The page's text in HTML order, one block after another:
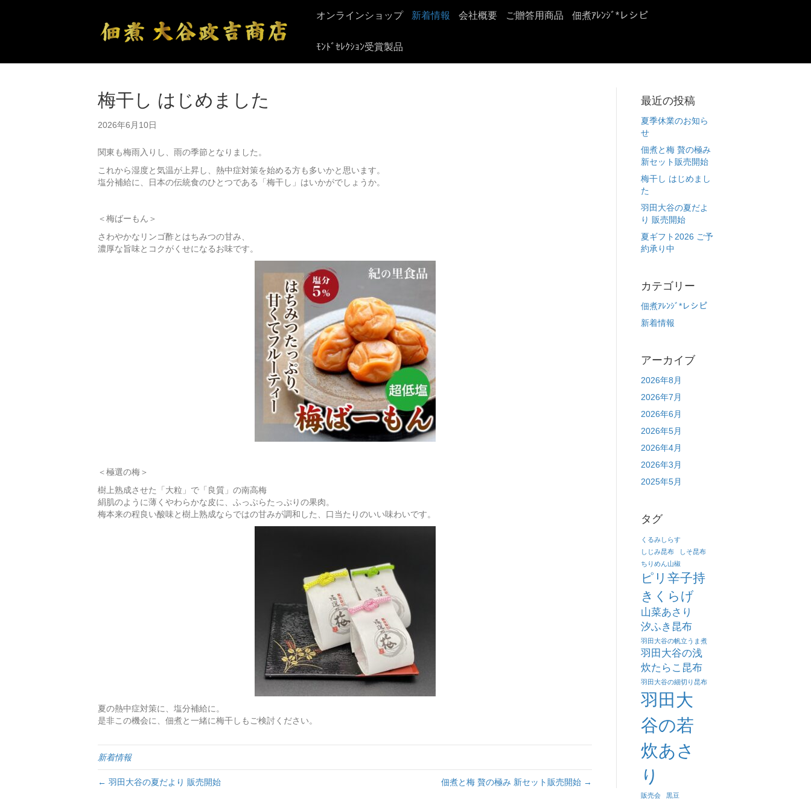
オンラインショップ 新着情報 会社概要 ご贈答用商品 佃煮ｱﾚﾝｼﾞ*レシピ
ﾓﾝﾄﾞｾﾚｸｼｮﾝ受賞製品
梅干し はじめました
2026年6月10日
関東も梅雨入りし、雨の季節となりました。
これから湿度と気温が上昇し、熱中症対策を始める方も多いかと思います。
塩分補給に、日本の伝統食のひとつである「梅干し」はいかがでしょうか。
＜梅ばーもん＞
さわやかなリンゴ酢とはちみつの甘み、
濃厚な旨味とコクがくせになるお味です。
＜極選の梅＞
樹上熟成させた「大粒」で「良質」の南高梅
絹肌のように薄くやわらかな皮に、ふっぷらたっぷりの果肉。
梅本来の程良い酸味と樹上熟成ならではの甘みが調和した、口当たりのいい味わいです。
夏の熱中症対策に、塩分補給に。
是非この機会に、佃煮と一緒に梅干しもご検討ください。
新着情報
← 羽田大谷の夏だより 販売開始 佃煮と梅 贅の極み 新セット販売開始 →
最近の投稿
夏季休業のお知ら
せ
佃煮と梅 贅の極み
新セット販売開始
梅干し はじめまし
た
羽田大谷の夏だよ
り 販売開始
夏ギフト2026 ご予
約承り中
カテゴリー
佃煮ｱﾚﾝｼﾞ*レシピ
新着情報
アーカイブ
2026年8月
2026年7月
2026年6月
2026年5月
2026年4月
2026年3月
2025年5月
タグ
くるみしらす
しじみ昆布
しそ昆布
ちりめん山椒
ピリ辛子持
きくらげ
山菜あさり
汐ふき昆布
羽田大谷の帆立うま煮
羽田大谷の浅
炊たらこ昆布
羽田大谷の細切り昆布
羽田大
谷の若
炊あさ
り
販売会 黒豆